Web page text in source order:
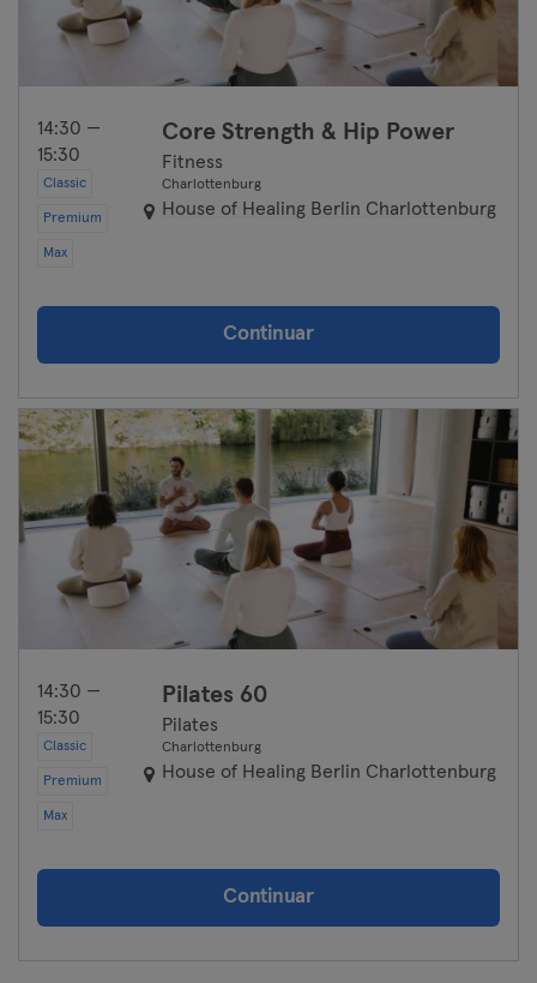
14:30 —
15:30
Classic
Premium
Max
Core Strength & Hip Power
Fitness
Charlottenburg
House of Healing Berlin Charlottenburg
Continuar
14:30 —
15:30
Classic
Premium
Max
Pilates 60
Pilates
Charlottenburg
House of Healing Berlin Charlottenburg
Continuar